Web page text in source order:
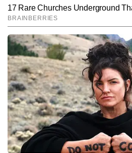
Hindi NewsIndia
अमित कुमार मंडल AUTHOR
अमित मंडल टाइम्स नाउ नवभारत
के रूप में काम कर रहे हैं। प्रिंट, टीवी
मिलाकर 15 सालों से अधिक का अनुभव
है। ब्रेकिंग न्यूज, लाइव ब्लॉग, स्पेशल
मजबूत पकड़ है। एंगल चुनने की कला,
सही जानकारी पहुंचाना—ये उनकी सबसे
करीब 20 हजार से अधिक न्यूज
चुके हैं।
Follow Us:
Subscribe to our daily